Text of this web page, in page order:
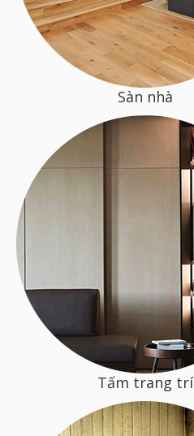
Sàn nhà
Tấm trang trí